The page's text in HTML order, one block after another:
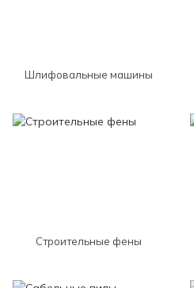
Шлифовальные машины
Строительные фены